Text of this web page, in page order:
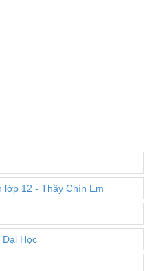
lớp 12 - Thầy Chín Em
Đại Học